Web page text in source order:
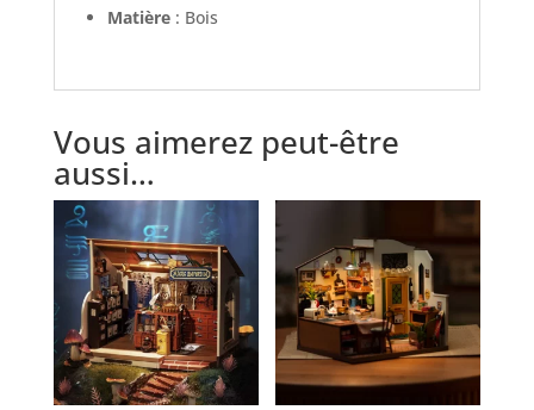
Matière: Bois
Vous aimerez peut-être
aussi…